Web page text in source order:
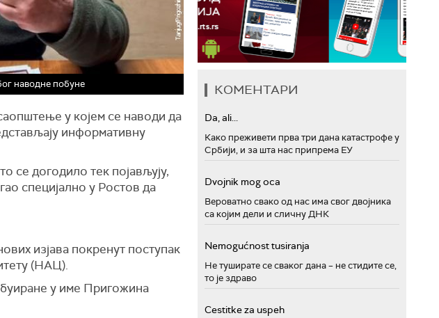
наводне побуне
у којем се наводи да
информативну
се догодило тек појављују,
специјално у Ростов да
изјава покренут поступак
(НАЦ).
у име Пригожина
КОМЕНТАРИ
Da, ali...
Како преживети прва три дана катастрофе у
Србији, и за шта нас припрема ЕУ
Dvojnik mog oca
Вероватно свако од нас има свог двојника
са којим дели и сличну ДНК
Nemogućnost tusiranja
Не туширате се сваког дана – не стидите се,
то је здраво
Cestitke za uspeh